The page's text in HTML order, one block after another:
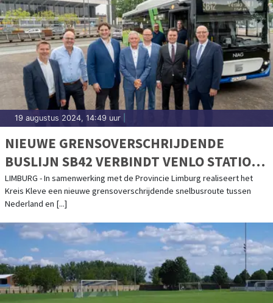
19 augustus 2024, 14:49 uur
NIEUWE GRENSOVERSCHRIJDENDE
BUSLIJN SB42 VERBINDT VENLO STATION
MET ALDEKERK BAHNHOF (KREIS KLEVE)
LIMBURG - In samenwerking met de Provincie Limburg realiseert het
Kreis Kleve een nieuwe grensoverschrijdende snelbusroute tussen
Nederland en [...]